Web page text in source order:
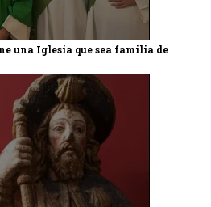
una Iglesia que sea familia de